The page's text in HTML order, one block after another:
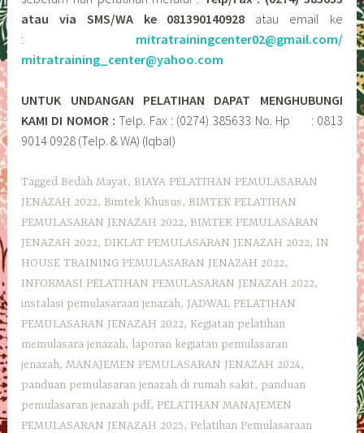
atau via SMS/WA ke 081390140928 atau email ke
:
mitratrainingcenter02@gmail.com/
mitratraining_center@yahoo.com
UNTUK UNDANGAN PELATIHAN DAPAT MENGHUBUNGI
KAMI DI NOMOR : Telp. Fax : (0274) 385633 No. Hp : 0813
9014 0928 (Telp. & WA) (Iqbal)
Tagged Bedah Mayat, BIAYA PELATIHAN PEMULASARAN
JENAZAH 2022, Bimtek Khusus, BIMTEK PELATIHAN
PEMULASARAN JENAZAH 2022, BIMTEK PEMULASARAN
JENAZAH 2022,DIKLAT PEMULASARAN JENAZAH 2022, IN
HOUSE TRAINING PEMULASARAN JENAZAH 2022,
INFORMASI PELATIHAN PEMULASARAN JENAZAH 2022,
instalasi pemulasaraan jenazah, JADWAL PELATIHAN
PEMULASARAN JENAZAH 2022, Kegiatan pelatihan
memulasara jenazah, laporan kegiatan pemulasaran
jenazah,MANAJEMEN PEMULASARAN JENAZAH 2024,
panduan pemulasaran jenazah di rumah sakit, panduan
pemulasaran jenazah pdf, PELATIHAN MANAJEMEN
PEMULASARAN JENAZAH 2025, Pelatihan Pemulasaraan